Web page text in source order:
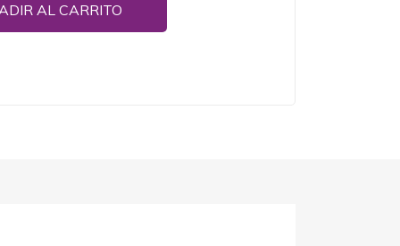
AL CARRITO